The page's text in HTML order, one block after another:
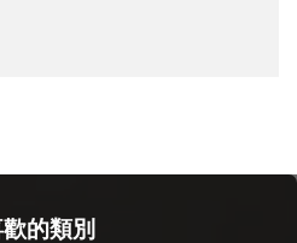
的類別